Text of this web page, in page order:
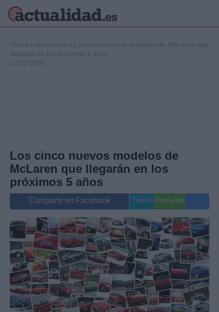
Internacional
Viajes
Gente
Musica
Home » Automovil »
Los cinco nuevos modelos de McLaren que
llegarán en los próximos 5 años
27/02/2020
Los cinco nuevos modelos de
McLaren que llegarán en los
próximos 5 años
Compartir en Facebook Tweet WhatsApp